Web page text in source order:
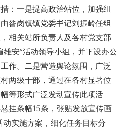
：一是提高政治站位，加强组
昝岗镇镇党委书记刘振岭任组
相关站所负责人及各村党支部
雄安”活动领导小组，并下设办公
作。二是营造舆论氛围，广泛
两级干部，通过在各村显著位
等形式广泛发动宣传此项活
挂条幅15条，张贴发放宣传画
实施方案，细化任务目标分